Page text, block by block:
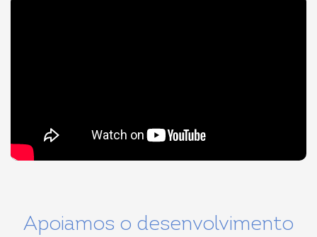
Apoiamos o desenvolvimento